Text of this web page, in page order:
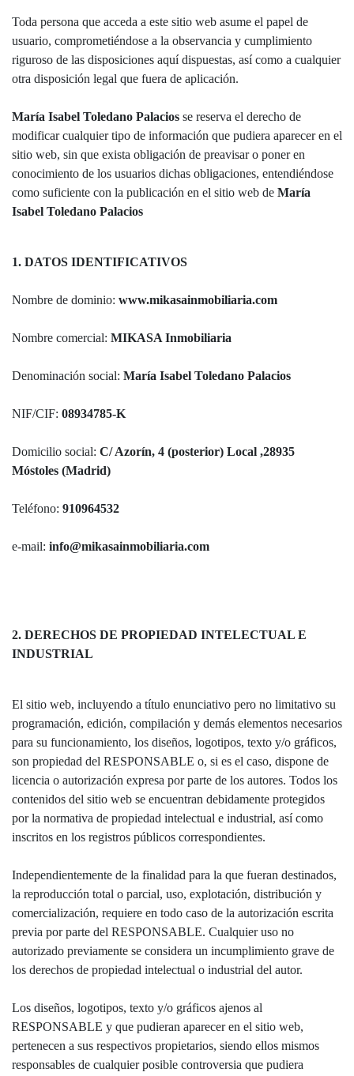
Toda persona que acceda a este sitio web asume el papel de
usuario, comprometiéndose a la observancia y cumplimiento
riguroso de las disposiciones aquí dispuestas, así como a cualquier
otra disposición legal que fuera de aplicación.
María Isabel Toledano Palacios se reserva el derecho de
modificar cualquier tipo de información que pudiera aparecer en el
sitio web, sin que exista obligación de preavisar o poner en
conocimiento de los usuarios dichas obligaciones, entendiéndose
como suficiente con la publicación en el sitio web de María
Isabel Toledano Palacios
1. DATOS IDENTIFICATIVOS
Nombre de dominio: www.mikasainmobiliaria.com
Nombre comercial: MIKASA Inmobiliaria
Denominación social: María Isabel Toledano Palacios
NIF/CIF: 08934785-K
Domicilio social: C/ Azorín, 4 (posterior) Local ,28935
Móstoles (Madrid)
Teléfono: 910964532
e-mail: info@mikasainmobiliaria.com
2. DERECHOS DE PROPIEDAD INTELECTUAL E
INDUSTRIAL
El sitio web, incluyendo a título enunciativo pero no limitativo su
programación, edición, compilación y demás elementos necesarios
para su funcionamiento, los diseños, logotipos, texto y/o gráficos,
son propiedad del RESPONSABLE o, si es el caso, dispone de
licencia o autorización expresa por parte de los autores. Todos los
contenidos del sitio web se encuentran debidamente protegidos
por la normativa de propiedad intelectual e industrial, así como
inscritos en los registros públicos correspondientes.
Independientemente de la finalidad para la que fueran destinados,
la reproducción total o parcial, uso, explotación, distribución y
comercialización, requiere en todo caso de la autorización escrita
previa por parte del RESPONSABLE. Cualquier uso no
autorizado previamente se considera un incumplimiento grave de
los derechos de propiedad intelectual o industrial del autor.
Los diseños, logotipos, texto y/o gráficos ajenos al
RESPONSABLE y que pudieran aparecer en el sitio web,
pertenecen a sus respectivos propietarios, siendo ellos mismos
responsables de cualquier posible controversia que pudiera